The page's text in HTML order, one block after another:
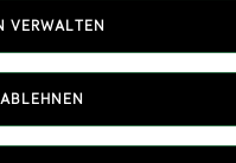
VERWALTEN